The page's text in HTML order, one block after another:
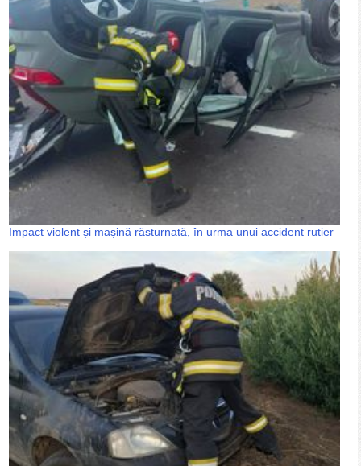
Impact violent și mașină răsturnată, în urma unui accident rutier